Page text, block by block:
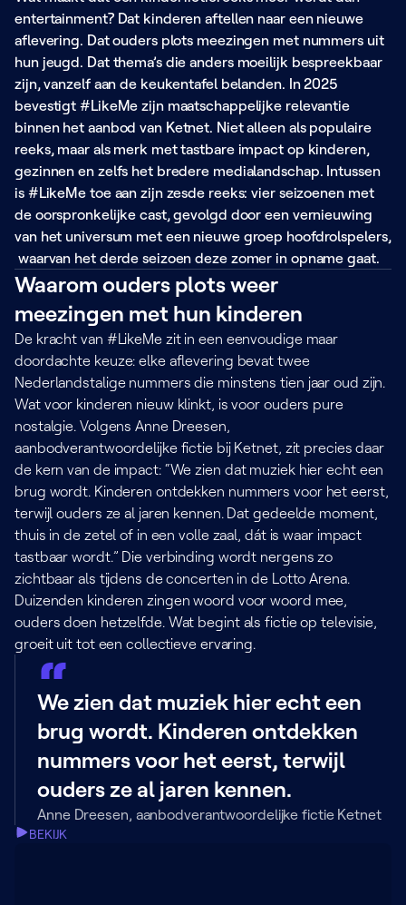
entertainment? Dat kinderen aftellen naar een nieuwe
aflevering. Dat ouders plots meezingen met nummers uit
hun jeugd. Dat thema’s die anders moeilijk bespreekbaar
zijn, vanzelf aan de keukentafel belanden. In 2025
bevestigt #LikeMe zijn maatschappelijke relevantie
binnen het aanbod van Ketnet. Niet alleen als populaire
reeks, maar als merk met tastbare impact op kinderen,
gezinnen en zelfs het bredere medialandschap. Intussen
is #LikeMe toe aan zijn zesde reeks: vier seizoenen met
de oorspronkelijke cast, gevolgd door een vernieuwing
van het universum met een nieuwe groep hoofdrolspelers,
waarvan het derde seizoen deze zomer in opname gaat.
Waarom ouders plots weer
meezingen met hun kinderen
De kracht van #LikeMe zit in een eenvoudige maar
doordachte keuze: elke aflevering bevat twee
Nederlandstalige nummers die minstens tien jaar oud zijn.
Wat voor kinderen nieuw klinkt, is voor ouders pure
nostalgie. Volgens Anne Dreesen,
aanbodverantwoordelijke fictie bij Ketnet, zit precies daar
de kern van de impact: “We zien dat muziek hier echt een
brug wordt. Kinderen ontdekken nummers voor het eerst,
terwijl ouders ze al jaren kennen. Dat gedeelde moment,
thuis in de zetel of in een volle zaal, dát is waar impact
tastbaar wordt.” Die verbinding wordt nergens zo
zichtbaar als tijdens de concerten in de Lotto Arena.
Duizenden kinderen zingen woord voor woord mee,
ouders doen hetzelfde. Wat begint als fictie op televisie,
groeit uit tot een collectieve ervaring.
We zien dat muziek hier echt een
brug wordt. Kinderen ontdekken
nummers voor het eerst, terwijl
ouders ze al jaren kennen.
Anne Dreesen, aanbodverantwoordelijke fictie Ketnet
BEKIJK